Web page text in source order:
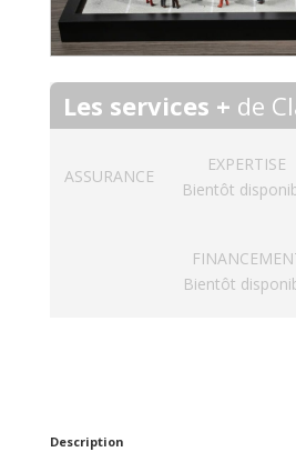
Les services + de
ASSURANCE
EXPERTISE
Bientôt
Bientôt
Description